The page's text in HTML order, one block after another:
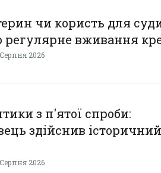
чи користь для
регулярне вживання
2026
з п'ятої спроби:
здійснив історичний
2026